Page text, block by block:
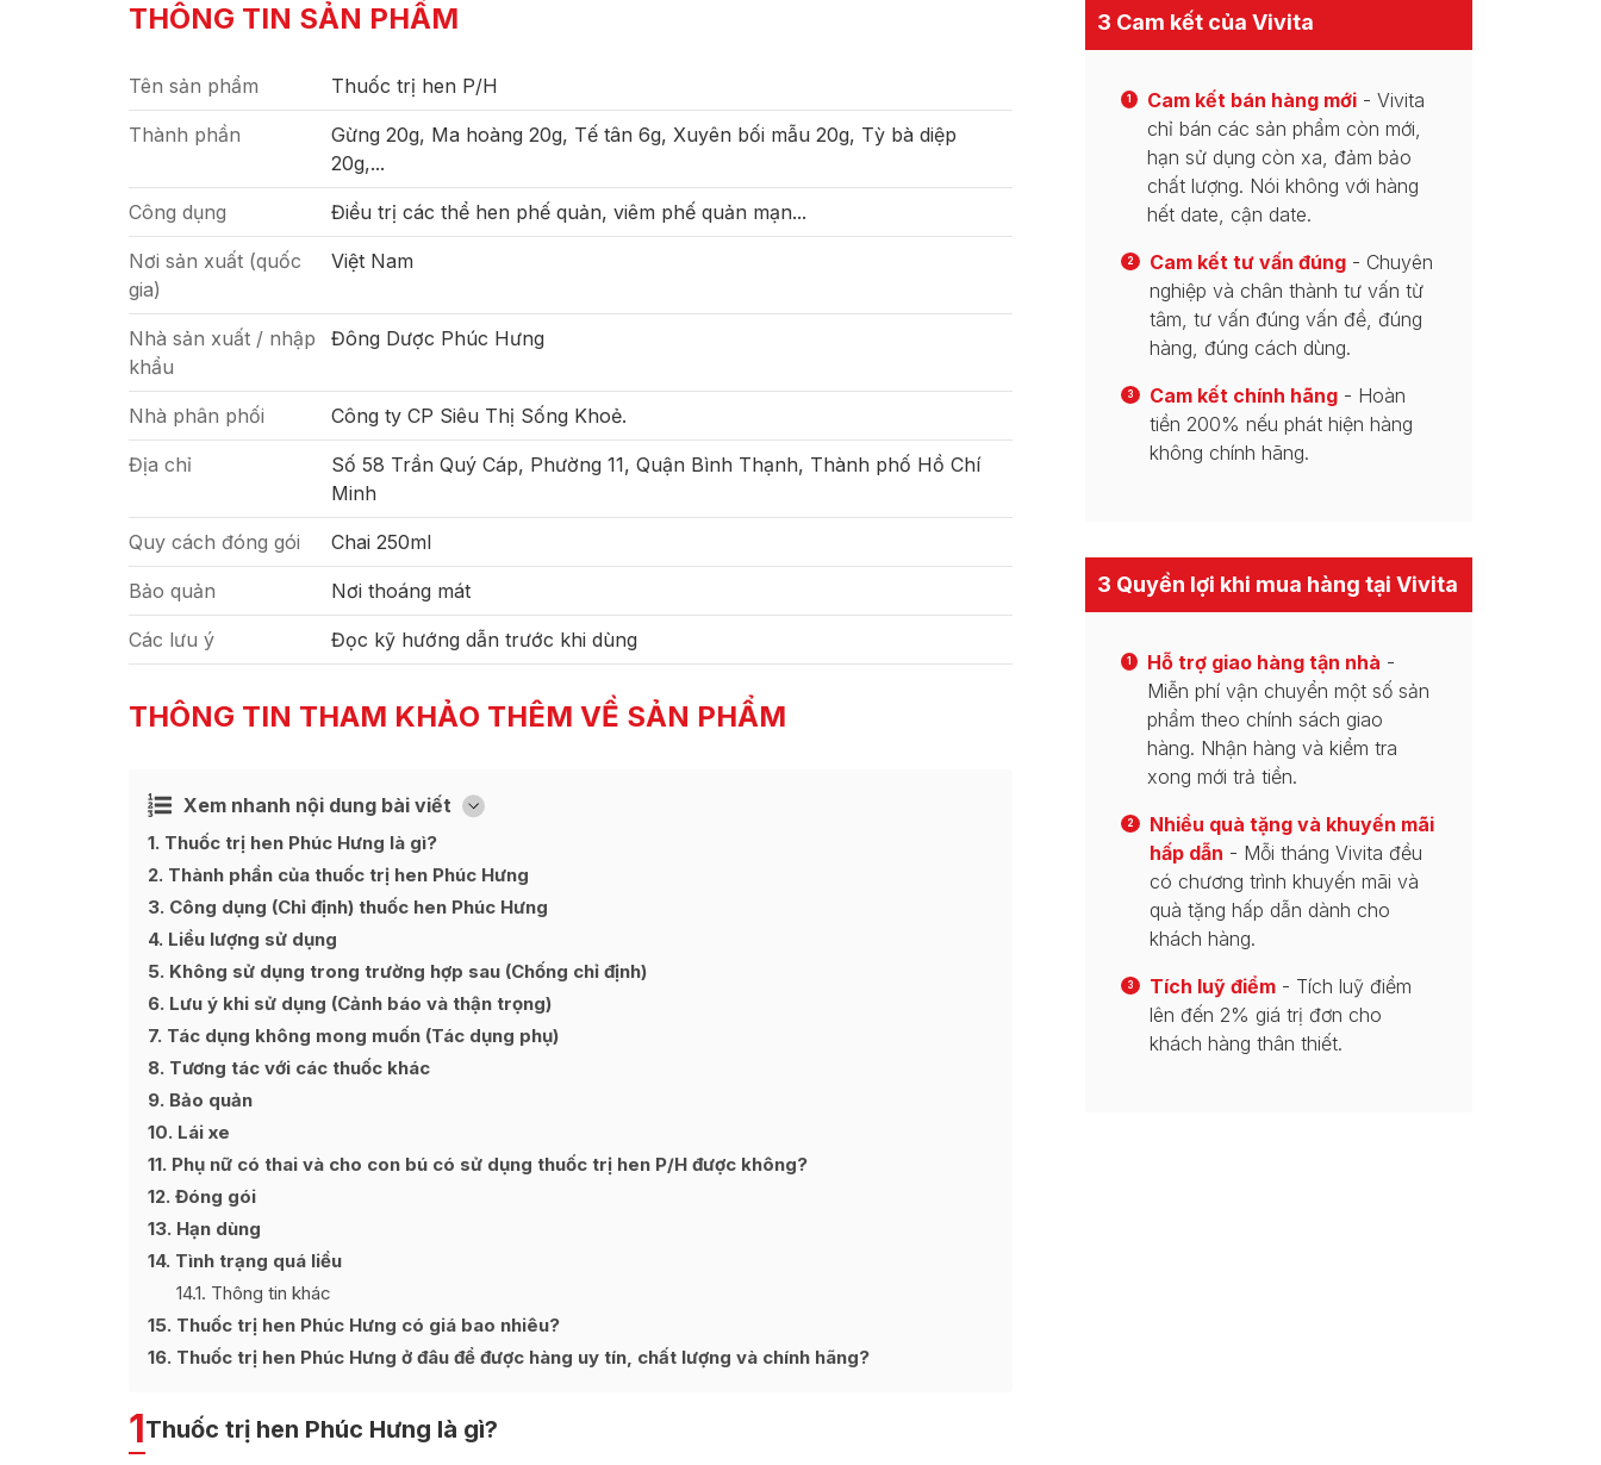
THÔNG TIN SẢN PHẨM
Tên sản phẩm Thuốc trị hen P/H
Thành phần
Gừng 20g, Ma hoàng 20g, Tế tân 6g, Xuyên bối mẫu 20g, Tỳ bà diệp
20g,...
Công dụng Điều trị các thể hen phế quản, viêm phế quản mạn...
Nơi sản xuất (quốc
gia)
Việt Nam
Nhà sản xuất / nhập
khẩu
Đông Dược Phúc Hưng
Nhà phân phối Công ty CP Siêu Thị Sống Khoẻ.
Địa chỉ
Số 58 Trần Quý Cáp, Phường 11, Quận Bình Thạnh, Thành phố Hồ Chí
Minh
Quy cách đóng gói Chai 250ml
Bảo quản Nơi thoáng mát
Các lưu ý Đọc kỹ hướng dẫn trước khi dùng
THÔNG TIN THAM KHẢO THÊM VỀ SẢN PHẨM
Xem nhanh nội dung bài viết [
Ẩn
1 Thuốc trị hen Phúc Hưng là gì?
2 Thành phần của thuốc trị hen Phúc Hưng
3 Công dụng (Chỉ định) thuốc hen Phúc Hưng
4 Liều lượng sử dụng
5 Không sử dụng trong trường hợp sau (Chống chỉ định)
6 Lưu ý khi sử dụng (Cảnh báo và thận trọng)
7 Tác dụng không mong muốn (Tác dụng phụ)
8 Tương tác với các thuốc khác
9 Bảo quản
10 Lái xe
11 Phụ nữ có thai và cho con bú có sử dụng thuốc trị hen P/H được không?
12 Đóng gói
13 Hạn dùng
14 Tình trạng quá liều
14.1 Thông tin khác
15 Thuốc trị hen Phúc Hưng có giá bao nhiêu?
16 Thuốc trị hen Phúc Hưng ở đâu để được hàng uy tín, chất lượng và chính hãng?
1Thuốc trị hen Phúc Hưng là gì?
3 Cam kết của Vivita
1 Cam kết bán hàng mới - Vivita
chỉ bán các sản phẩm còn mới,
hạn sử dụng còn xa, đảm bảo
chất lượng. Nói không với hàng
hết date, cận date.
2 Cam kết tư vấn đúng - Chuyên
nghiệp và chân thành tư vấn từ
tâm, tư vấn đúng vấn đề, đúng
hàng, đúng cách dùng.
3 Cam kết chính hãng - Hoàn
tiền 200% nếu phát hiện hàng
không chính hãng.
3 Quyền lợi khi mua hàng tại Vivita
1 Hỗ trợ giao hàng tận nhà -
Miễn phí vận chuyển một số sản
phẩm theo chính sách giao
hàng. Nhận hàng và kiểm tra
xong mới trả tiền.
2
Nhiều quà tặng và khuyến mãi
hấp dẫn - Mỗi tháng Vivita đều
có chương trình khuyến mãi và
quà tặng hấp dẫn dành cho
khách hàng.
3 Tích luỹ điểm - Tích luỹ điểm
lên đến 2% giá trị đơn cho
khách hàng thân thiết.